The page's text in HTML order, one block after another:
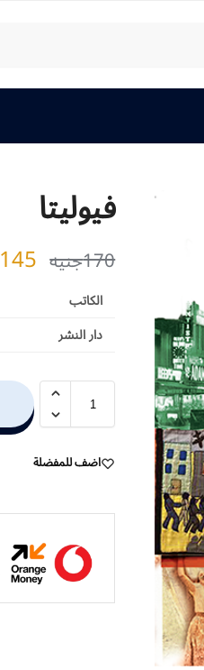
فيوليتا
170جنيه 145
الكاتب
دار النشر
اضف للمفضلة